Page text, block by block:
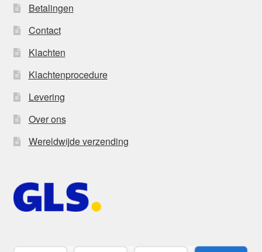
Betalingen
Contact
Klachten
Klachtenprocedure
Levering
Over ons
Wereldwijde verzending